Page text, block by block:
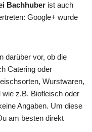
Bachhuber ist auch
Google+ wurde
darüber vor, ob die
Catering oder
Wurstwaren,
z.B. Biofleisch oder
Angaben. Um diese
am besten direkt